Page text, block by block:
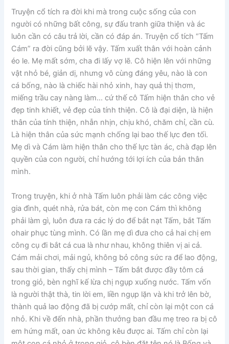
Truyện cổ tích ra đời khi mà trong cuộc sống của con
người có những bất công, sự đấu tranh giữa thiện và ác
luôn cần có câu trả lời, cần có đáp án. Truyện cổ tích “Tấm
Cám” ra đời cũng bởi lẽ vậy. Tấm xuất thân với hoàn cảnh
éo le. Mẹ mất sớm, cha đi lấy vợ lẽ. Cô hiện lên với những
vật nhỏ bé, giản dị, nhưng vô cùng đáng yêu, nào là con
cá bống, nào là chiếc hài nhỏ xinh, hay quả thị thơm,
miếng trầu cay nàng làm… cứ thế cô Tấm hiện thân cho vẻ
đẹp tinh khiết, vẻ đẹp của tính thiện. Cô là đại diện, là hiện
thân của tính thiện, nhẫn nhịn, chịu khó, chăm chỉ, cần cù.
Là hiện thân của sức mạnh chống lại bao thế lực đen tối.
Mẹ dì và Cám làm hiện thân cho thế lực tàn ác, chà đạp lên
quyền của con người, chỉ hướng tới lợi ích của bản thân
mình.
Trong truyện, khi ở nhà Tấm luôn phải làm các công việc
gia đình, quét nhà, rửa bát, còn mẹ con Cám thì không
phải làm gì, luôn đưa ra các lý do để bắt nạt Tấm, bắt Tấm
ohair phục tùng mình. Có lần mẹ dì đưa cho cả hai chị em
công cụ đi bắt cá cua là như nhau, không thiên vị ai cả.
Cám mải chơi, mải ngủ, không bỏ công sức ra để lao động,
sau thời gian, thấy chị mình – Tấm bắt được đầy tôm cá
trong giỏ, bèn nghĩ kế lừa chị ngụp xuống nước. Tấm vốn
là người thật thà, tin lời em, liền ngụp lặn và khi trở lên bờ,
thành quả lao động đã bị cướp mất, chỉ còn lại một con cá
nhỏ. Khi về đến nhà, phần thưởng ban đầu mẹ treo ra bị cô
em hứng mất, oan ức không kêu được ai. Tấm chỉ còn lại